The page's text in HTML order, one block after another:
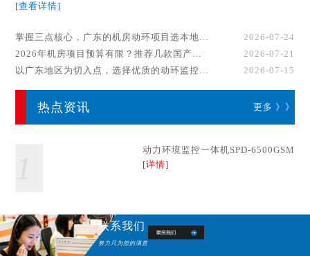
[查看详情]
掌握三点核心，广东的机房动环项目选本地厂家事半功倍！
2026-07-24
2026年机房项目预算有限？推荐几款国产动环监控系统品牌
2026-07-21
以广东地区为切入点，选择优质的动环监控系统厂家
2026-07-15
热点资讯 更多 》》
动力环境监控一体机SPD-6500GSM
[详情]
联系我们
努力只为您的满意